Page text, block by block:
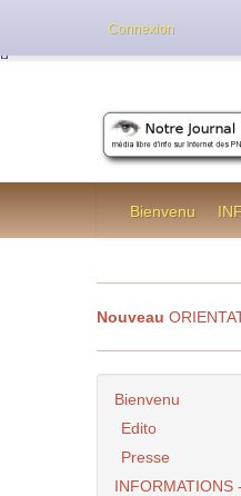
Bienvenu
Nouveau
Bienvenu
Edito
Presse
INFORMATIONS
Connexion
Cette